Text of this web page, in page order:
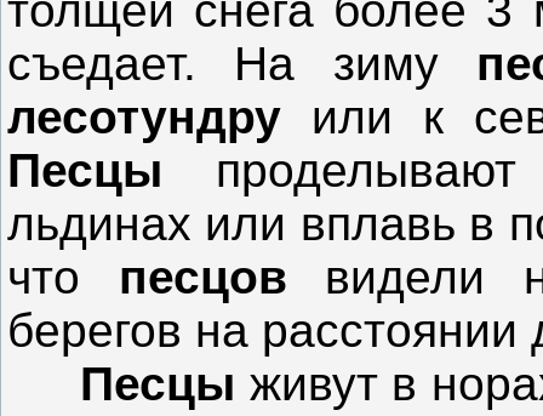
съедает. На зиму
лесотундру или к
Песцы
льдинах или вплавь в
что песцов видели
берегов на расстоянии
Песцы живут в